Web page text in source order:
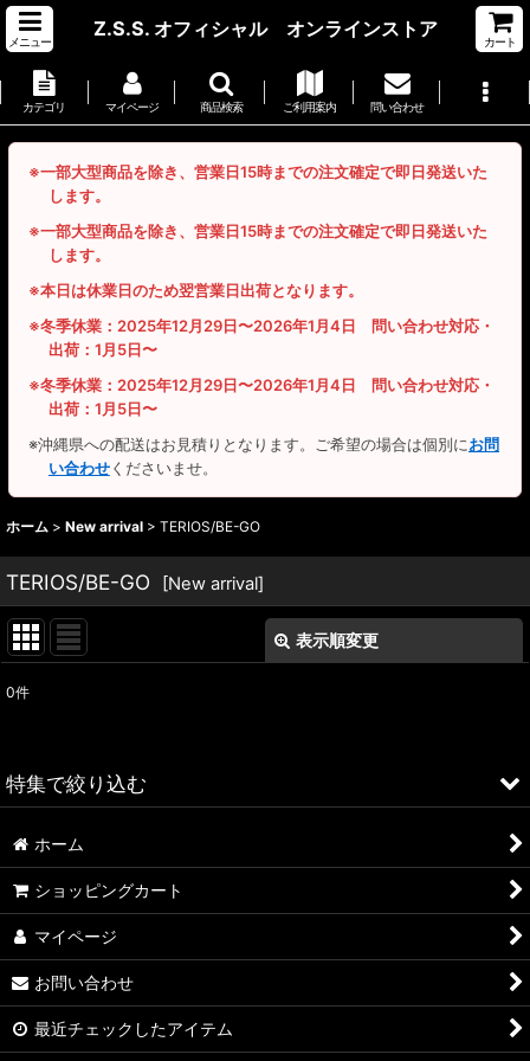
メニュー
Z.S.S. オフィシャル オンラインストア
カート
カテゴリ マイページ 商品検索 ご利用案内 問い合わせ
※一部大型商品を除き、営業日15時までの注文確定で即日発送いた
します。
※一部大型商品を除き、営業日15時までの注文確定で即日発送いた
します。
※本日は休業日のため翌営業日出荷となります。
※冬季休業：2025年12月29日〜2026年1月4日 問い合わせ対応・
出荷：1月5日〜
※冬季休業：2025年12月29日〜2026年1月4日 問い合わせ対応・
出荷：1月5日〜
※沖縄県への配送はお見積りとなります。ご希望の場合は個別にお問
い合わせくださいませ。
ホーム > New arrival > TERIOS/BE-GO
TERIOS/BE-GO [New arrival]
表示順変更
並び順:
0件
特集で絞り込む
ALFA ROMEO > 156
ALFA ROMEO > 147
ALFA ROMEO > 159
A4
ホーム
ショッピングカート
マイページ
お問い合わせ
最近チェックしたアイテム